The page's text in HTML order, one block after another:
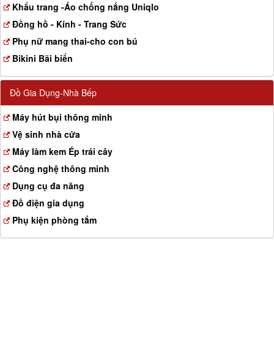
Khẩu trang -Áo chống nắng Uniqlo
Đồng hồ - Kính - Trang Sức
Phụ nữ mang thai-cho con bú
Bikini Bãi biển
Đồ Gia Dụng-Nhà Bếp
Máy hút bụi thông minh
Vệ sinh nhà cửa
Máy làm kem Ép trái cây
Công nghệ thông minh
Dụng cụ đa năng
Đồ điện gia dụng
Phụ kiện phòng tắm